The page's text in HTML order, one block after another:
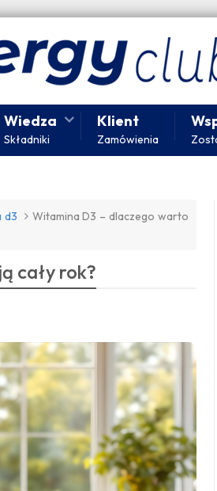
Wiedza
Składniki
Klient
Zamówienia
d3
Witamina D3 – dlaczego warto
cały rok?